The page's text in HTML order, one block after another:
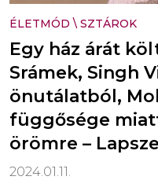
ÉLETMÓD \ SZTÁROK
Egy ház árát
Srámek, Singh
önutálatból,
függősége
örömre –
2024.01.11.